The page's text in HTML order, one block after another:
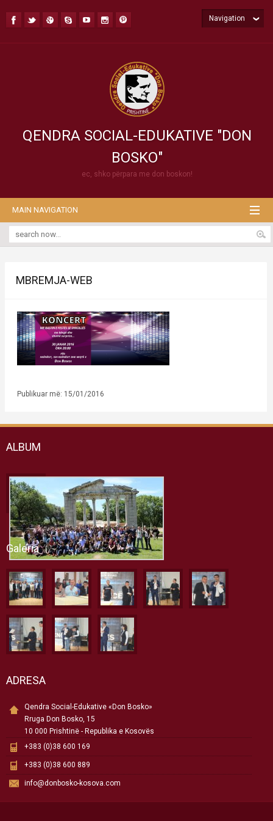
QENDRA SOCIAL-EDUKATIVE "DON
BOSKO"
ec, shko përpara me don boskon!
Navigation
MAIN NAVIGATION
MBREMJA-WEB
Publikuar më: 15/01/2016
ALBUM
Galeria
ADRESA
Qendra Social-Edukative «Don Bosko»
Rruga Don Bosko, 15
10 000 Prishtinë - Republika e Kosovës
+383 (0)38 600 169
+383 (0)38 600 889
info@donbosko-kosova.com